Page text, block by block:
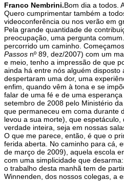
Franco Nembrini.Bom dia a todos.
Quero cumprimentar também a
videoconferência ou nos verão em
Pela grande quantidade de
preocupação, uma pergunta
percorrido um caminho.
Passos nº 89, dez/2007) com um
e meio, tenho a impressão de que
ainda há entre nós alguém disposto
despertaram uma dor, uma
enfim, quando vêm à tona e se
falar de uma fé e de uma
setembro de 2008 pelo Ministério
que permaneceu em coma durante
levou a sua morte), que
verdade inteira, seja em nossas
O que me parece, então, é que o
ferida aberta. No caminho para cá,
de março de 2009), aquela escola
com uma simplicidade que
o trabalho desta manhã tem de
Winnenden, dos nossos colegas, a